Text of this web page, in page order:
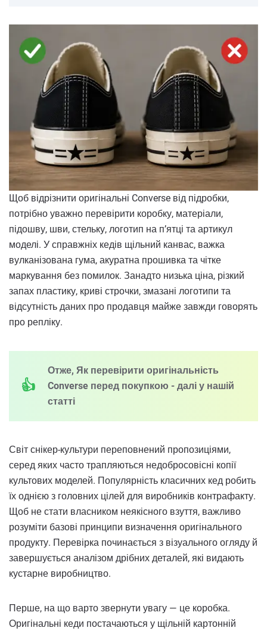
Щоб відрізнити оригінальні Converse від підробки,
потрібно уважно перевірити коробку, матеріали,
підошву, шви, стельку, логотип на п’ятці та артикул
моделі. У справжніх кедів щільний канвас, важка
вулканізована гума, акуратна прошивка та чітке
маркування без помилок. Занадто низька ціна, різкий
запах пластику, криві строчки, змазані логотипи та
відсутність даних про продавця майже завжди говорять
про репліку.
Отже, Як перевірити оригінальність
Converse перед покупкою - далі у нашій
статті
Світ снікер-культури переповнений пропозиціями,
серед яких часто трапляються недобросовісні копії
культових моделей. Популярність класичних кед робить
їх однією з головних цілей для виробників контрафакту.
Щоб не стати власником неякісного взуття, важливо
розуміти базові принципи визначення оригінального
продукту. Перевірка починається з візуального огляду й
завершується аналізом дрібних деталей, які видають
кустарне виробництво.
Перше, на що варто звернути увагу — це коробка.
Оригінальні кеди постачаються у щільній картонній